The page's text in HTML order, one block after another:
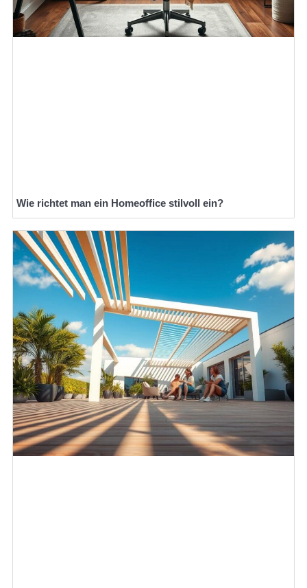
Wie richtet man ein Homeoffice stilvoll ein?